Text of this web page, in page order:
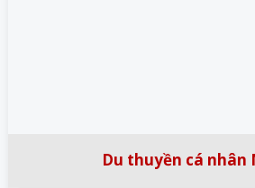
Du thuyền cá nhân